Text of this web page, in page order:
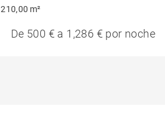
210,00 m²
De 500 € a 1,286 € por noche